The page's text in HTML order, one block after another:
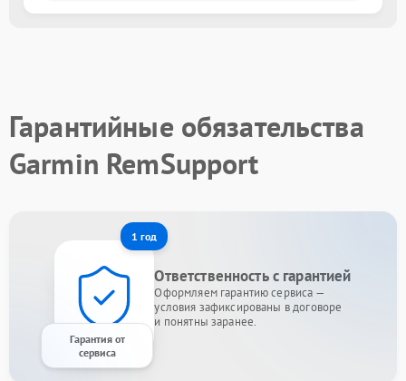
Гарантийные обязательства
Garmin RemSupport
1 год
Гарантия от
сервиса
Ответственность с гарантией
Оформляем гарантию сервиса —
условия зафиксированы в договоре
и понятны заранее.